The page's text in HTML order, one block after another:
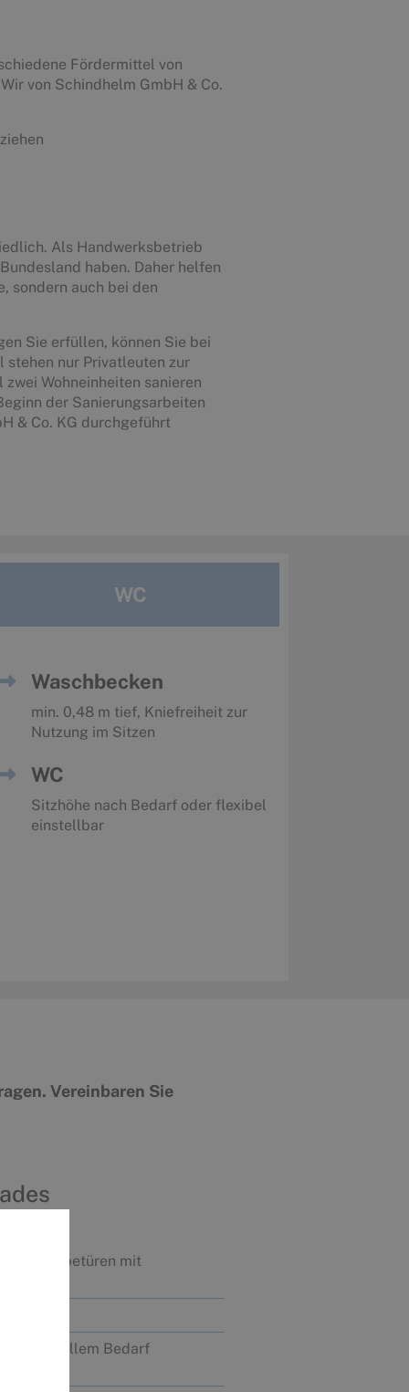
Fördermittel von
von Schindhelm GmbH & Co.
Als Handwerksbetrieb
haben. Daher helfen
sondern auch bei den
Sie erfüllen, können Sie bei
stehen nur Privatleuten zur
Wohneinheiten sanieren
der Sanierungsarbeiten
& Co. KG durchgeführt
WC
Waschbecken
min. 0,48 m tief, Kniefreiheit zur
Nutzung im Sitzen
WC
Sitzhöhe nach Bedarf oder flexibel
einstellbar
Vereinbaren Sie
Schiebetüren mit
individuellem Bedarf